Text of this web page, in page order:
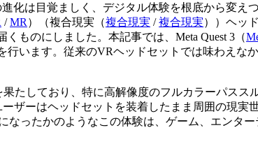
化は目覚ましく、デジタル体験を根底から変
/MR ） （複合現実（複合現実 /複合現実）
）ヘッ
くものにしました。本記事では、 Meta Quest 3（
います。従来のVRヘッドセットでは味わえなか
果たしており、特に高解像度のフルカラーパスス
ザーはヘッドセットを装着したまま周囲の現
ったかのようなこの体験は、ゲーム、エンタ